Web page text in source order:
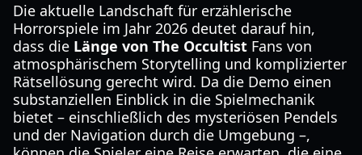
Die aktuelle Landschaft für erzählerische
Horrorspiele im Jahr 2026 deutet darauf hin,
dass die Länge von The Occultist Fans von
atmosphärischem Storytelling und komplizierter
Rätsellösung gerecht wird. Da die Demo einen
substanziellen Einblick in die Spielmechanik
bietet – einschließlich des mysteriösen Pendels
und der Navigation durch die Umgebung –,